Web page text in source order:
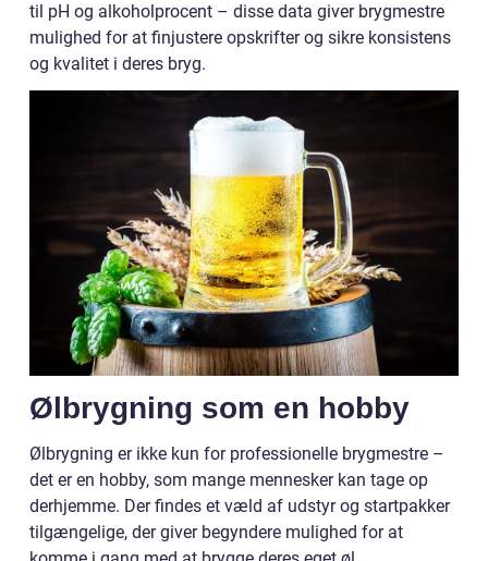
til pH og alkoholprocent – disse data giver brygmestre
mulighed for at finjustere opskrifter og sikre konsistens
og kvalitet i deres bryg.
Ølbrygning som en hobby
Ølbrygning er ikke kun for professionelle brygmestre –
det er en hobby, som mange mennesker kan tage op
derhjemme. Der findes et væld af udstyr og startpakker
tilgængelige, der giver begyndere mulighed for at